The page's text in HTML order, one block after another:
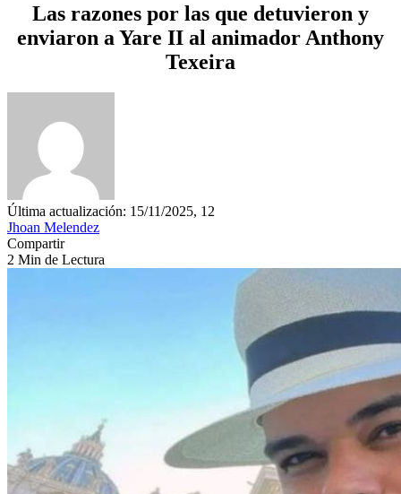
Las razones por las que detuvieron y
enviaron a Yare II al animador Anthony
Texeira
Última actualización: 15/11/2025, 12
Jhoan Melendez
Compartir
2 Min de Lectura